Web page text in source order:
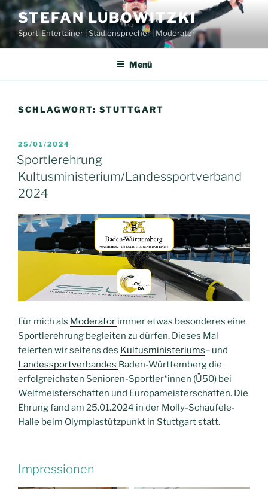
Zum
Inhalt
springen
STEFAN LUBOWITZKI
Sport-Entertainer | Stadionsprecher | Moderator
Menü
SCHLAGWORT: STUTTGART
VERÖFFENTLICHT
AM
25/01/2024
Sportlerehrung
Kultusministerium/Landessportverband
2024
Für mich als Moderator immer etwas besonderes eine
Sportlerehrung begleiten zu dürfen. Dieses Mal
feierten wir seitens des Kultusministeriums– und
Landessportverbandes Baden-Württemberg die
erfolgreichsten Senioren-Sportler*innen (Ü50) bei
Weltmeisterschaften und Europameisterschaften. Die
Ehrung fand am 25.01.2024 in der Molly-Schaufele-
Halle beim Olympiastützpunkt in Stuttgart statt.
Impressionen